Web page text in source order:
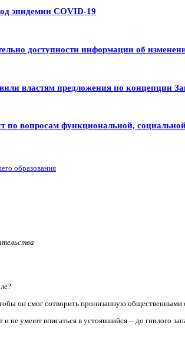
эпидемии COVID-19
доступности информации об
властям предложения по концепции
по вопросам функциональной,
образования
он смог сотворить пронизанную
не умеют вписаться в устоявшийся -- до гнилого